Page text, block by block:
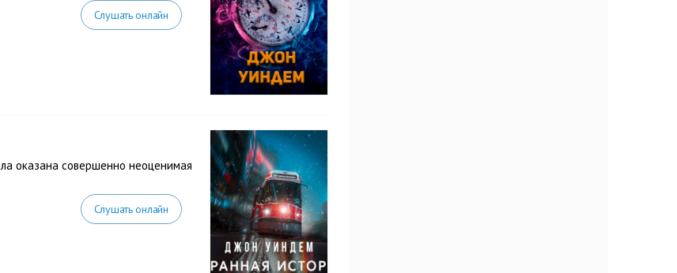
Слушать онлайн
оказана совершенно неоценимая
Слушать онлайн